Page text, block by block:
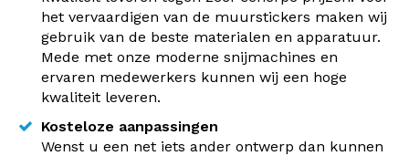
het vervaardigen van de muurstickers maken wij
gebruik van de beste materialen en apparatuur.
Mede met onze moderne snijmachines en
ervaren medewerkers kunnen wij een hoge
kwaliteit leveren.
Kosteloze aanpassingen
Wenst u een net iets ander ontwerp dan kunnen